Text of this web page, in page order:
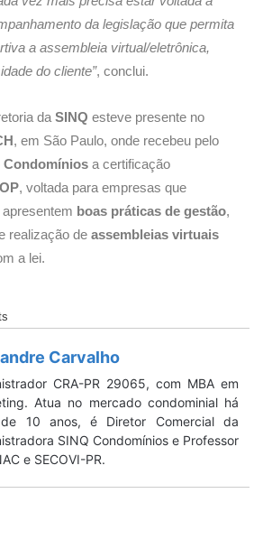
da legislação que permita
a assembleia virtual/eletrônica,
do cliente”, conclui.
da SINQ esteve presente no
, em São Paulo, onde recebeu pelo
Condomínios a certificação
, voltada para empresas que
apresentem boas práticas de gestão,
realização de assembleias virtuais
a lei.
Carvalho
CRA-PR 29065, com MBA em
Atua no mercado condominial há
10 anos, é Diretor Comercial da
SINQ Condomínios e Professor
e SECOVI-PR.